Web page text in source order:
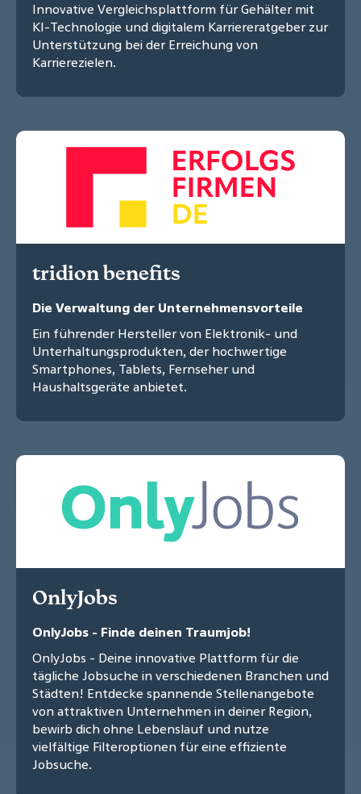
Innovative Vergleichsplattform für Gehälter mit
KI-Technologie und digitalem Karriereratgeber zur
Unterstützung bei der Erreichung von
Karrierezielen.
tridion benefits
Die Verwaltung der Unternehmensvorteile
Ein führender Hersteller von Elektronik- und
Unterhaltungsprodukten, der hochwertige
Smartphones, Tablets, Fernseher und
Haushaltsgeräte anbietet.
OnlyJobs
OnlyJobs - Finde deinen Traumjob!
OnlyJobs - Deine innovative Plattform für die
tägliche Jobsuche in verschiedenen Branchen und
Städten! Entdecke spannende Stellenangebote
von attraktiven Unternehmen in deiner Region,
bewirb dich ohne Lebenslauf und nutze
vielfältige Filteroptionen für eine effiziente
Jobsuche.